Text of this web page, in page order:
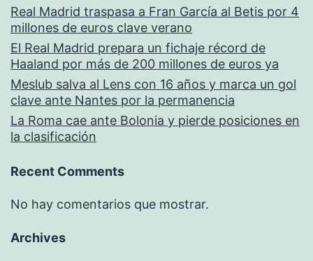
Real Madrid traspasa a Fran García al Betis por 4
millones de euros clave verano
El Real Madrid prepara un fichaje récord de
Haaland por más de 200 millones de euros ya
Meslub salva al Lens con 16 años y marca un gol
clave ante Nantes por la permanencia
La Roma cae ante Bolonia y pierde posiciones en
la clasificación
Recent Comments
No hay comentarios que mostrar.
Archives